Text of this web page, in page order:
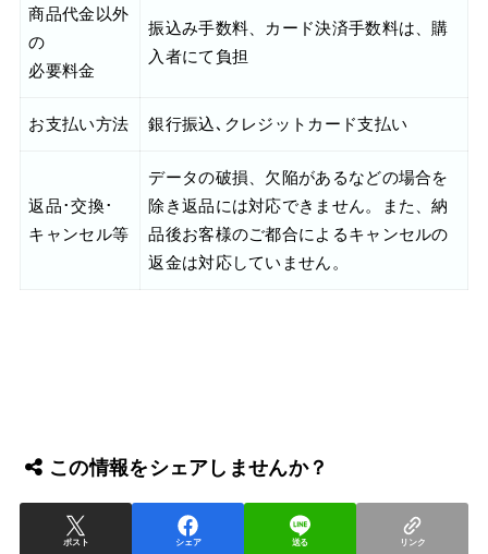
商品代金以外
の
必要料金
振込み手数料、カード決済手数料は、購
入者にて負担
お支払い方法 銀行振込､クレジットカード支払い
返品･交換･
キャンセル等
データの破損、欠陥があるなどの場合を
除き返品には対応できません。また、納
品後お客様のご都合によるキャンセルの
返金は対応していません。
この情報をシェアしませんか？
ポスト シェア 送る リンク